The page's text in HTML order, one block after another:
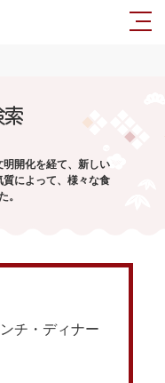
開化を経て、新しい
によって、様々な食
。
チ・ディナー